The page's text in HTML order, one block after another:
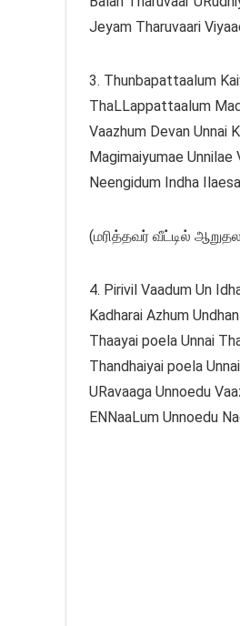
Jeyam Tharuvaari
3. Thunbapattaalum
ThaLLappattaalum
Vaazhum Devan Unnai
Magimaiyumae
Neengidum Indha
(மரித்தவர் வீட்டில்
4. Pirivil Vaadum Un
Kadharai Azhum
Thaayai poela Unnai
Thandhaiyai poela
URavaaga Unnoedu
ENNaaLum Unnoedu